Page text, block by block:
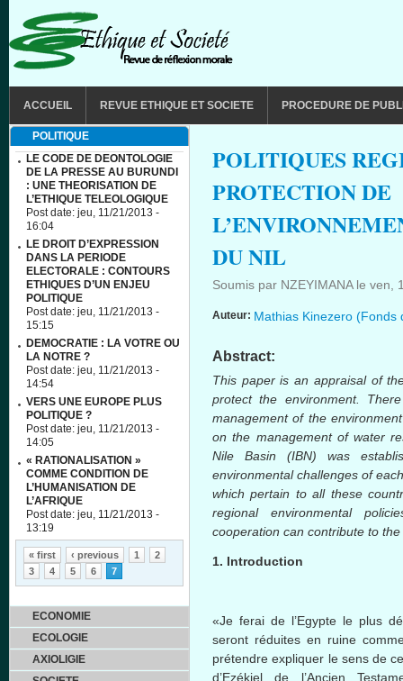
ACCUEIL REVUE ETHIQUE ET SOCIETE PROCEDURE DE
POLITIQUES
PROTECTION DE
DU NIL
Soumis par NZEYIMANAle ven,
Auteur: Mathias Kinezero (Fonds
Abstract:
This paper is an appraisal of
protect the environment.
management of the
on the management of water
Nile Basin (IBN) was
environmental challenges of
which pertain to all these
regional environmental
cooperation can contribute to
1. Introduction
«Je feraide l’Egyptele plus
seront réduites en ruine
prétendre expliquer le sensde
d’Ezékiel de l’Ancien
POLITIQUE
LE CODE DE DEONTOLOGIE
DE LA PRESSE AU BURUNDI
: UNE THEORISATION DE
L’ETHIQUE TELEOLOGIQUE
Post date: jeu, 11/21/2013 -
16:04
LE DROIT D’EXPRESSION
DANS LA PERIODE
ELECTORALE : CONTOURS
ETHIQUES D’UN ENJEU
POLITIQUE
Post date: jeu, 11/21/2013 -
15:15
DEMOCRATIE : LA VOTRE OU
LA NOTRE ?
Post date: jeu, 11/21/2013 -
14:54
VERS UNE EUROPE PLUS
POLITIQUE ?
Post date: jeu, 11/21/2013 -
14:05
« RATIONALISATION »
COMME CONDITION DE
L’HUMANISATION DE
L’AFRIQUE
Post date: jeu, 11/21/2013 -
13:19
Pages
« first ‹ previous 1
2
3
4 5 6 7
ECONOMIE
ECOLOGIE
AXIOLIGIE